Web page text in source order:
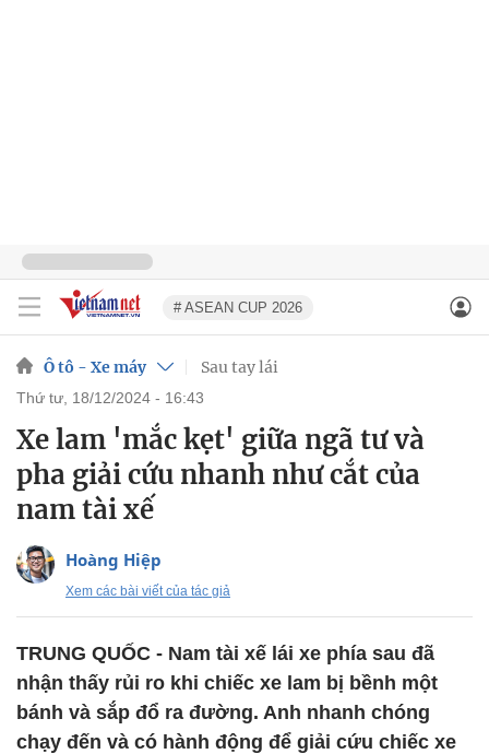
# ASEAN CUP 2026
Ô tô - Xe máy Sau tay lái
thứ tư, 18/12/2024 - 16:43
Xe lam 'mắc kẹt' giữa ngã tư và
pha giải cứu nhanh như cắt của
nam tài xế
Hoàng Hiệp
Xem các bài viết của tác giả
TRUNG QUỐC - Nam tài xế lái xe phía sau đã
nhận thấy rủi ro khi chiếc xe lam bị bềnh một
bánh và sắp đổ ra đường. Anh nhanh chóng
chạy đến và có hành động để giải cứu chiếc xe